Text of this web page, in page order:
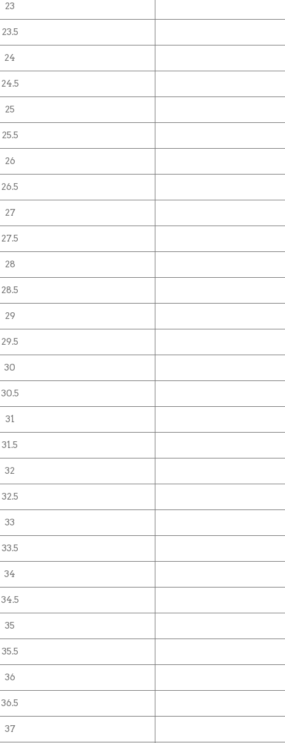
23
23.5
24
24.5
25
25.5
26
26.5
27
27.5
28
28.5
29
29.5
30
30.5
31
31.5
32
32.5
33
33.5
34
34.5
35
35.5
36
36.5
37